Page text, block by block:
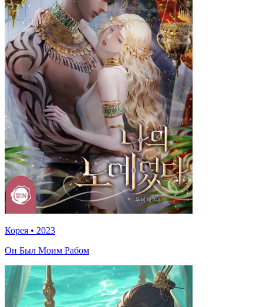
Корея • 2023
Он Был Моим Рабом